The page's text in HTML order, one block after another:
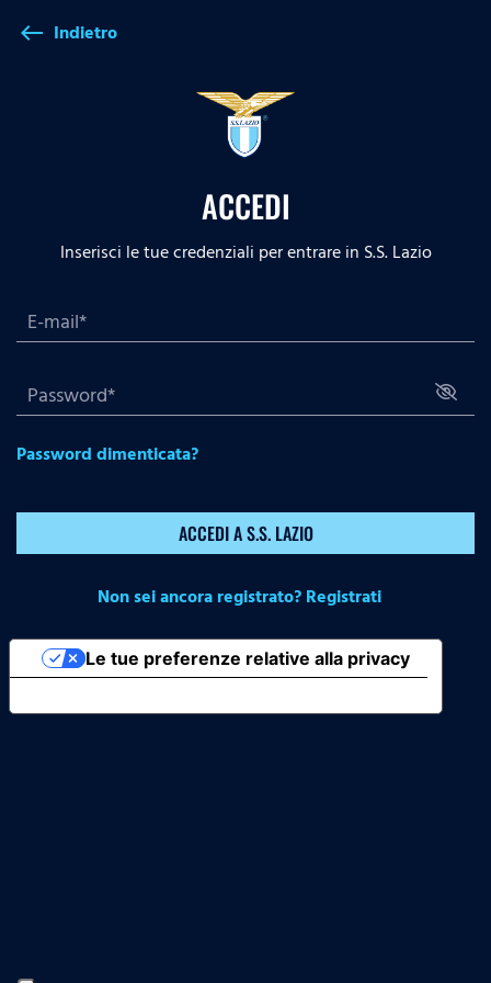
west Indietro
ACCEDI
Inserisci le tue credenziali per entrare in S.S. Lazio
Password dimenticata?
ACCEDI A S.S. LAZIO
Non sei ancora registrato? Registrati
Le tue preferenze relative alla privacy